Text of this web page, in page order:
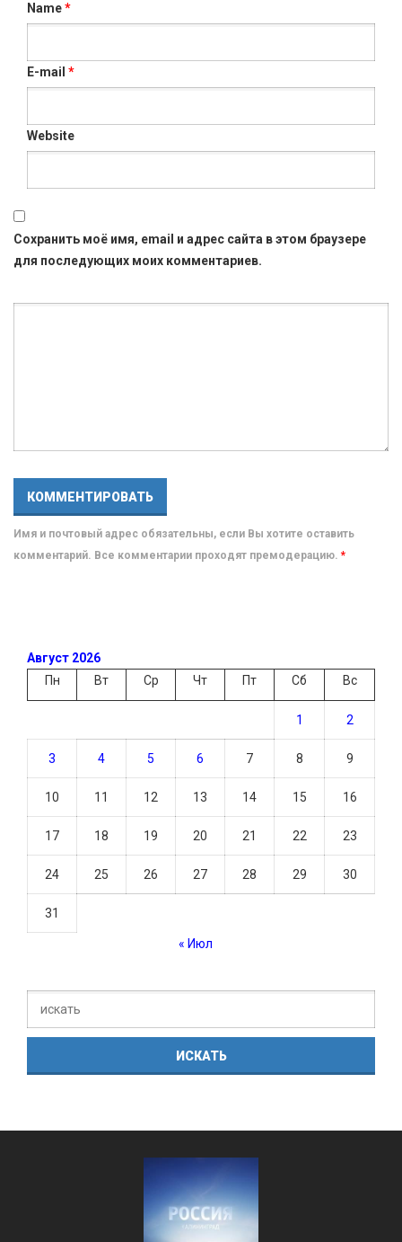
Name*
E-mail *
Website
Сохранить моё имя, email и адрес сайта в этом браузере
для последующих моих комментариев.
Имя и почтовый адрес обязательны, если Вы хотите оставить
комментарий. Все комментарии проходят премодерацию. *
Август 2026
Пн
Вт Ср Чт Пт Сб Вс
1 2
3 4 5 6 7 8 9
10 11 12 13 14 15 16
17 18 19 20 21 22 23
24 25 26 27 28 29 30
31
« Июл